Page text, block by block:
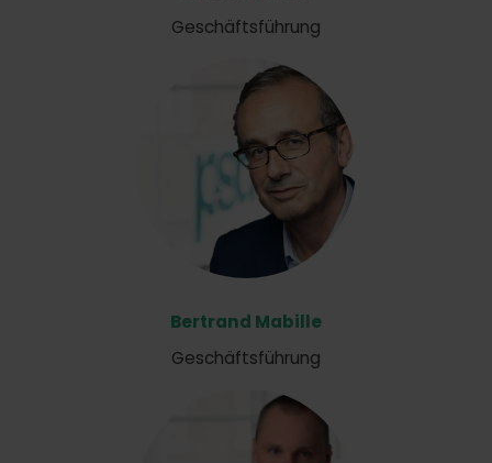
Geschäftsführung
Bertrand Mabille
Geschäftsführung